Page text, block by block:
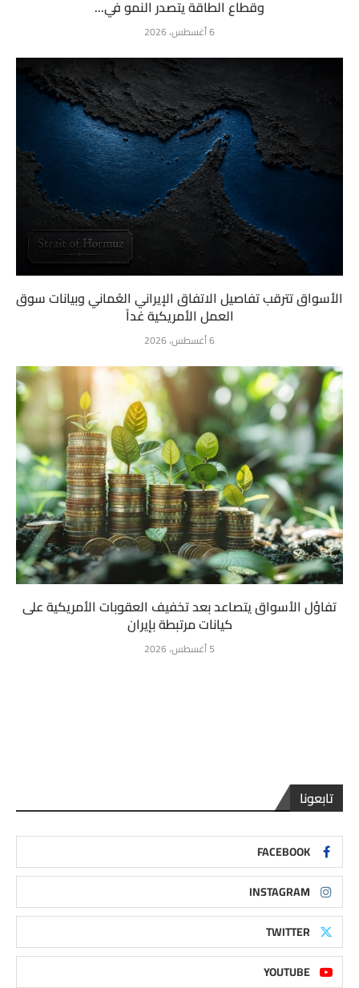
وقطاع الطاقة يتصدر النمو في...
6 أغسطس، 2026
الأسواق تترقب تفاصيل الاتفاق الإيراني العُماني وبيانات سوق
العمل الأمريكية غداً
6 أغسطس، 2026
تفاؤل الأسواق يتصاعد بعد تخفيف العقوبات الأمريكية على
كيانات مرتبطة بإيران
5 أغسطس، 2026
تابعونا
FACEBOOK
INSTAGRAM
TWITTER
YOUTUBE